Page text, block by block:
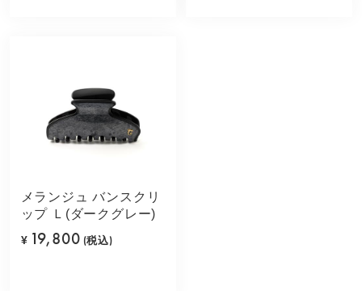
メランジュ バンスクリ
ップ Ｌ(ダークグレー)
¥ 19,800 (税込)